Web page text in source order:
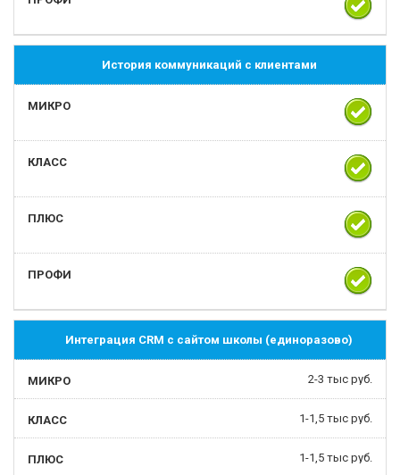
История коммуникаций с клиентами
Интеграция CRM с сайтом школы (единоразово)
2-3 тыс руб.
1-1,5 тыс руб.
1-1,5 тыс руб.